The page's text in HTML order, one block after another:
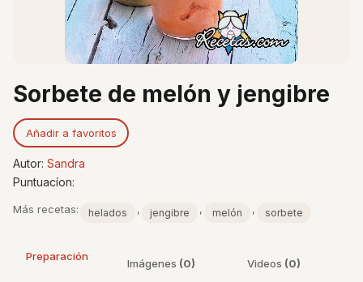
Sorbete de melón y jengibre
Añadir a favoritos
Autor: Sandra
Puntuacíon:
Más recetas: helados , jengibre , melón , sorbete
Preparación
Imágenes (0) Videos (0)